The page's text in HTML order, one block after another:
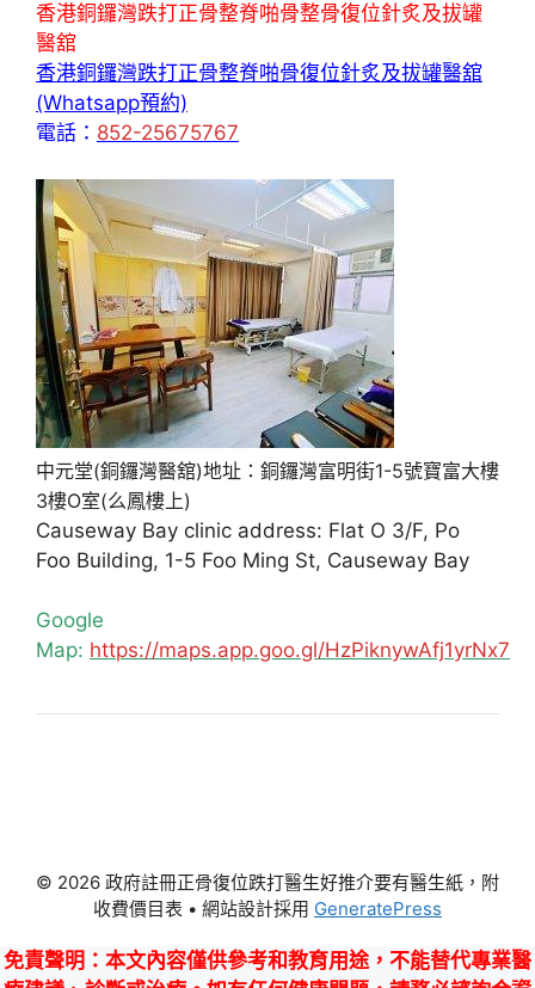
香港銅鑼灣跌打正骨整脊啪骨整骨復位針炙及拔罐
醫舘
香港銅鑼灣跌打正骨整脊啪骨復位針炙及拔罐醫舘
(Whatsapp預約)
電話： 852-25675767
中元堂(銅鑼灣醫舘)地址：銅鑼灣富明街1-5號寶富大樓
3樓O室(么鳳樓上)
Causeway Bay clinic address: Flat O 3/F, Po
Foo Building, 1-5 Foo Ming St, Causeway Bay
Google
Map: https://maps.app.goo.gl/HzPiknywAfj1yrNx7
© 2026 政府註冊正骨復位跌打醫生好推介要有醫生紙，附
收費價目表 • 網站設計採用 GeneratePress
免責聲明 ：本文內容僅供參考和教育用途，不能替代專業醫